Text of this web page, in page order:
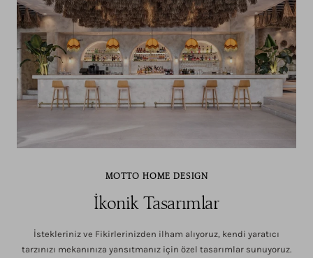
MOTTO HOME DESIGN
İkonik Tasarımlar
İstekleriniz ve Fikirlerinizden ilham alıyoruz, kendi yaratıcı
tarzınızı mekanınıza yansıtmanız için özel tasarımlar sunuyoruz.